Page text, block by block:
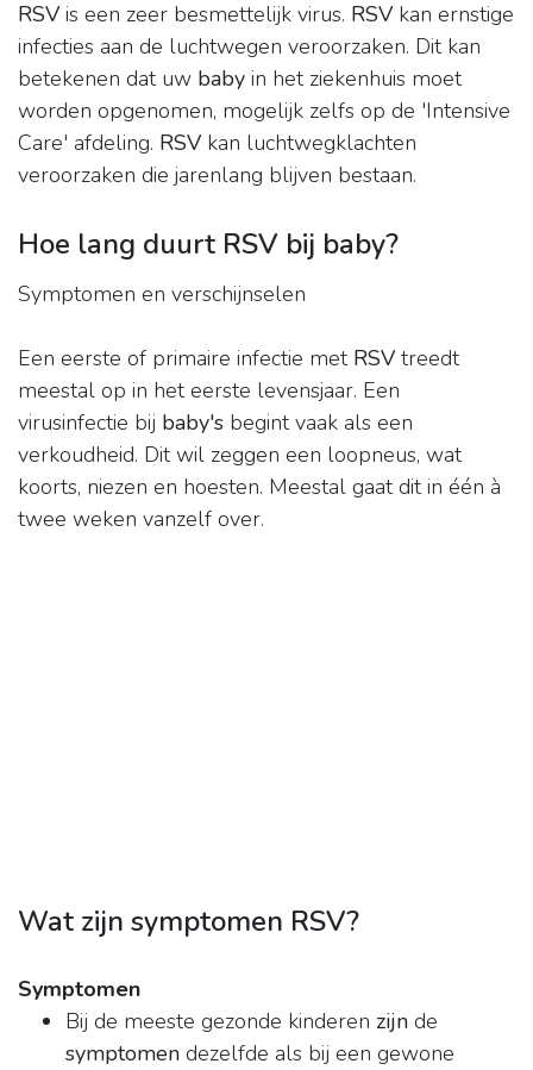
RSV is een zeer besmettelijk virus. RSV kan ernstige
infecties aan de luchtwegen veroorzaken. Dit kan
betekenen dat uw baby in het ziekenhuis moet
worden opgenomen, mogelijk zelfs op de 'Intensive
Care' afdeling. RSV kan luchtwegklachten
veroorzaken die jarenlang blijven bestaan.
Hoe lang duurt RSV bij baby?
Symptomen en verschijnselen
Een eerste of primaire infectie met RSV treedt
meestal op in het eerste levensjaar. Een
virusinfectie bij baby's begint vaak als een
verkoudheid. Dit wil zeggen een loopneus, wat
koorts, niezen en hoesten. Meestal gaat dit in één à
twee weken vanzelf over.
Wat zijn symptomen RSV?
Symptomen
Bij de meeste gezonde kinderen zijn de
symptomen dezelfde als bij een gewone